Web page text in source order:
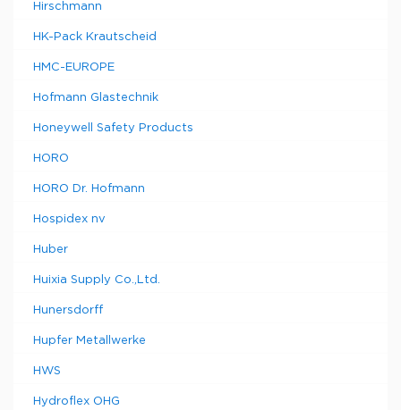
Hirschmann
HK-Pack Krautscheid
HMC-EUROPE
Hofmann Glastechnik
Honeywell Safety Products
HORO
HORO Dr. Hofmann
Hospidex nv
Huber
Huixia Supply Co.,Ltd.
Hunersdorff
Hupfer Metallwerke
HWS
Hydroflex OHG